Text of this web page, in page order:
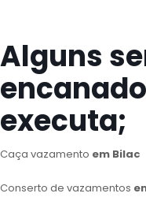
Alguns
executa;
Caça vazamento em Bilac
Conserto de vazamentos